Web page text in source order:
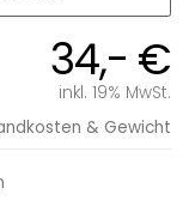
34,- €
inkl. 19% MwSt.
& Gewicht